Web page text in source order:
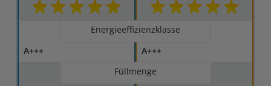
Energieeffizienzklasse
A+++
A+++
Füllmenge